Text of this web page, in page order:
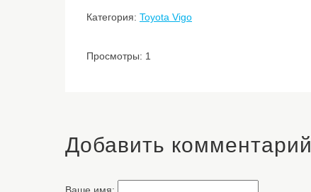
Категория: Toyota Vigo
Просмотры: 1
Добавить комментарий